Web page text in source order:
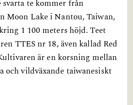
te kommer från
Moon Lake i Nantou, Taiwan,
1 100 meters höjd. Teet
TTES nr 18, även kallad Red
är en korsning mellan
och vildväxande taiwanesiskt